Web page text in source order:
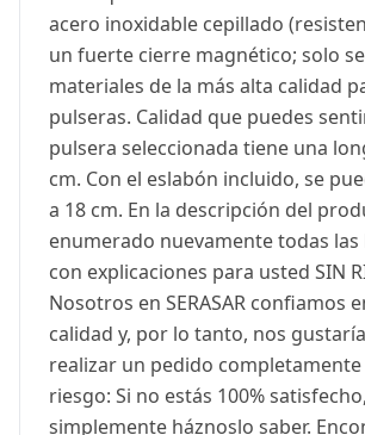
acero inoxidable cepillado
un fuerte cierre magnético; solo
materiales de la más alta calidad
pulseras. Calidad que puedes
pulsera seleccionada tiene una
cm. Con el eslabón incluido, se
a 18 cm. En la descripción del
enumerado nuevamente todas
con explicaciones para usted SIN
Nosotros en SERASAR confiamos
calidad y, por lo tanto, nos
realizar un pedido
riesgo: Si no estás 100% satisfecho,
simplemente háznoslo saber.